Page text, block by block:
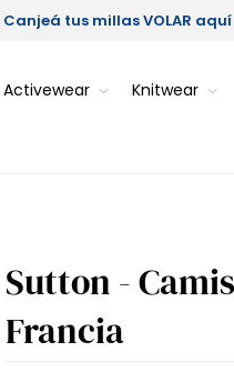
Canjeá tus millas VOLAR aquí
Activewear
Knitwear
Sutton -
Francia